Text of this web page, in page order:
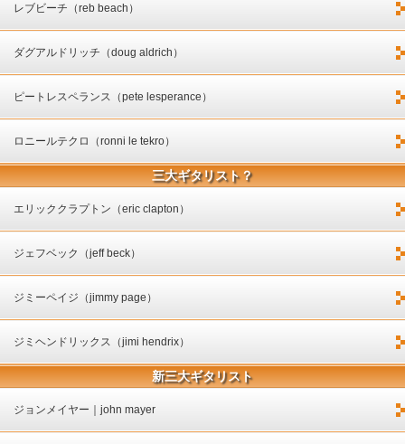
レブビーチ（reb beach）
ダグアルドリッチ（doug aldrich）
ピートレスペランス（pete lesperance）
ロニールテクロ（ronni le tekro）
三大ギタリスト？
エリッククラプトン（eric clapton）
ジェフベック（jeff beck）
ジミーペイジ（jimmy page）
ジミヘンドリックス（jimi hendrix）
新三大ギタリスト
ジョンメイヤー｜john mayer